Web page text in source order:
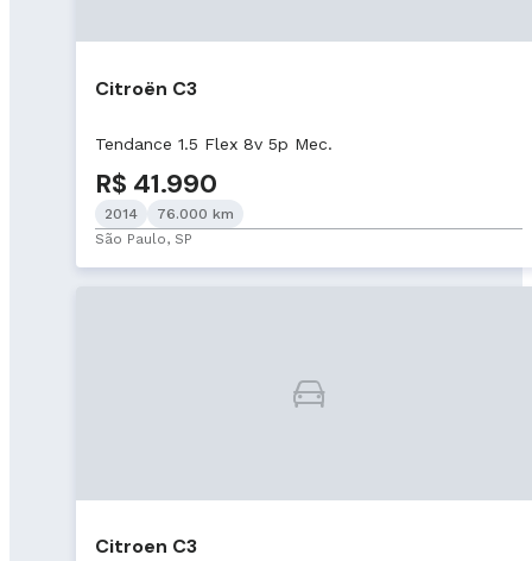
Citroën C3
Tendance 1.5 Flex 8v 5p Mec.
R$ 41.990
2014
76.000 km
São Paulo, SP
Citroen C3